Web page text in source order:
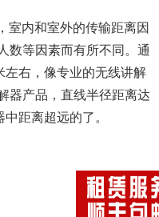
室内和室外的传输距离因
数等因素而有所不同。通
左右，像专业的无线讲解
器产品，直线半径距离达
距离超远的了。